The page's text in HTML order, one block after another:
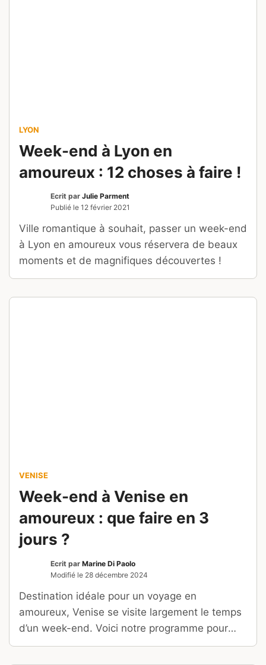
LYON
Week-end à Lyon en
amoureux : 12 choses à faire !
Ecrit par Julie Parment
Publié le 12 février 2021
Ville romantique à souhait, passer un week-end
à Lyon en amoureux vous réservera de beaux
moments et de magnifiques découvertes !
VENISE
Week-end à Venise en
amoureux : que faire en 3
jours ?
Ecrit par Marine Di Paolo
Modifié le 28 décembre 2024
Destination idéale pour un voyage en
amoureux, Venise se visite largement le temps
d’un week-end. Voici notre programme pour
découvrir Venise en 3 jours.